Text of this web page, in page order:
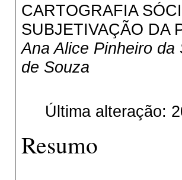
CARTOGRAFIA
SUBJETIVAÇÃO DA
Ana Alice Pinheiro
de Souza
Última alteração:
Resumo